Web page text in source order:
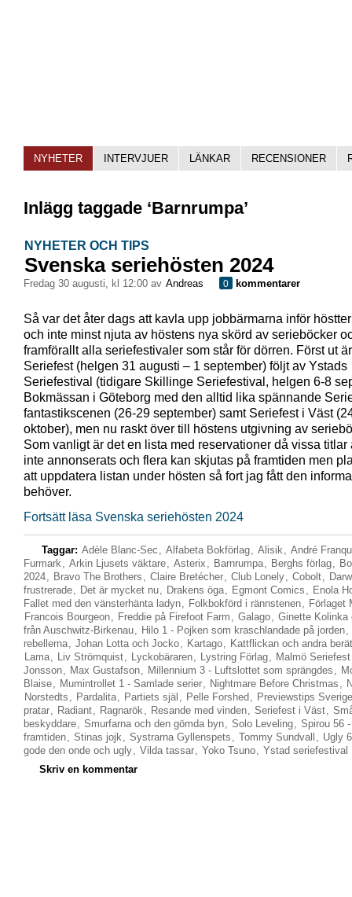
NYHETER INTERVJUER LÄNKAR RECENSIONER
Inlägg taggade ‘Barnrumpa’
NYHETER OCH TIPS
Svenska seriehösten 2024
fredag 30 augusti, kl 12:00 av Andreas 0 kommentarer
Så var det åter dags att kavla upp jobbärmarna inför
och inte minst njuta av höstens nya skörd av serieböcker
framförallt alla seriefestivaler som står för dörren. Först ut
Seriefest (helgen 31 augusti – 1 september) följt av Ystads
Seriefestival (tidigare Skillinge Seriefestival, helgen 6-8
Bokmässan i Göteborg med den alltid lika spännande
fantastikscenen (26-29 september) samt Seriefest i Väst
oktober), men nu raskt över till höstens utgivning av
Som vanligt är det en lista med reservationer då vissa titlar
inte annonserats och flera kan skjutas på framtiden men
att uppdatera listan under hösten så fort jag fått den
behöver.
Fortsätt läsa Svenska seriehösten 2024
Taggar: Adèle Blanc-Sec , Alfabeta Bokförlag, Alisik, André
Furmark, Arkin Ljusets väktare, Asterix , Barnrumpa, Berghs förlag,
2024, Bravo The Brothers , Claire Bretécher, Club Lonely, Cobolt,
frustrerade, Det är mycket nu, Drakens öga, Egmont Comics , Enola
Fallet med den vänsterhänta ladyn, Folkbokförd i rännstenen, Förlaget
Francois Bourgeon, Freddie på Firefoot Farm , Galago, Ginette Kolinka
från Auschwitz-Birkenau, Hilo 1 - Pojken som kraschlandade på jorden,
rebellerna, Johan Lotta och Jocko, Kartago, Kattflickan och andra
Lama, Liv Strömquist, Lyckobäraren, Lystring Förlag, Malmö Seriefest
Jonsson, Max Gustafson, Millennium 3 - Luftslottet som sprängdes ,
Blaise, Mumintrollet 1 - Samlade serier, Nightmare Before Christmas ,
Norstedts , Pardalita, Partiets själ , Pelle Forshed , Previewstips Sverige
pratar, Radiant, Ragnarök, Resande med vinden, Seriefest i Väst,
beskyddare, Smurfarna och den gömda byn, Solo Leveling, Spirou 56
framtiden, Stinas jojk, Systrarna Gyllenspets , Tommy Sundvall , Ugly
gode den onde och ugly, Vilda tassar, Yoko Tsuno, Ystad seriefestival
Skriv en kommentar